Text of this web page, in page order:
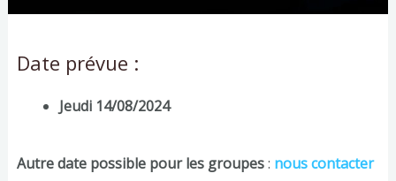
Date prévue :
Jeudi 14/08/2024
Autre date possible pour les groupes: nous contacter